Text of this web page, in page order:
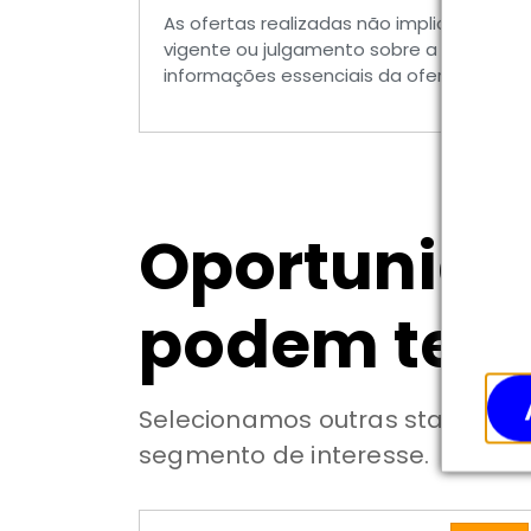
As ofertas realizadas não implicam por
vigente ou julgamento sobre a
informações essenciais da oferta, em
podem te
Selecionamos outras startups
segmento de interesse.